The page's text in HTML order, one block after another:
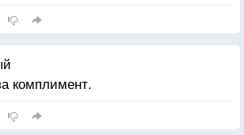
комплимент.